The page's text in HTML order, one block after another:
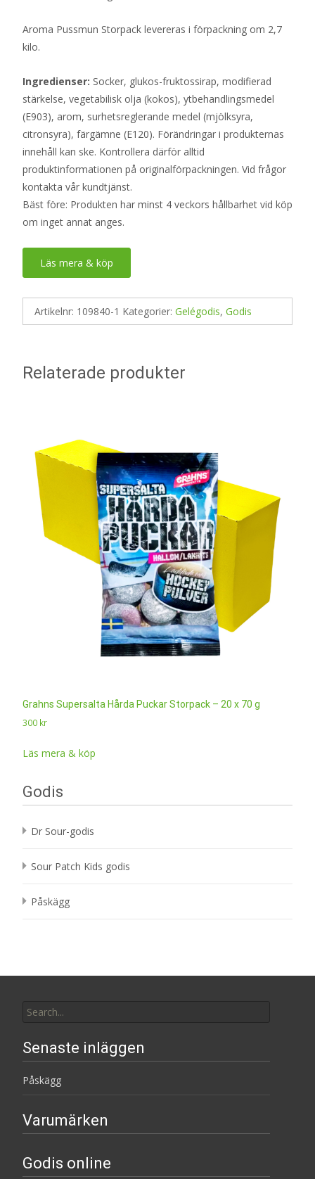
Aroma Pussmun Storpack levereras i förpackning om 2,7
kilo.
Ingredienser: Socker, glukos-fruktossirap, modifierad
stärkelse, vegetabilisk olja (kokos), ytbehandlingsmedel
(E903), arom, surhetsreglerande medel (mjölksyra,
citronsyra), färgämne (E120). Förändringar i produkternas
innehåll kan ske. Kontrollera därför alltid
produktinformationen på originalförpackningen. Vid frågor
kontakta vår kundtjänst.
Bäst före: Produkten har minst 4 veckors hållbarhet vid köp
om inget annat anges.
Läs mera & köp
Artikelnr: 109840-1 Kategorier: Gelégodis, Godis
Relaterade produkter
Grahns Supersalta Hårda Puckar Storpack – 20 x 70 g
300 kr
Läs mera & köp
Godis
Dr Sour-godis
Sour Patch Kids godis
Påskägg
for:
Senaste inläggen
Påskägg
Varumärken
Godis online